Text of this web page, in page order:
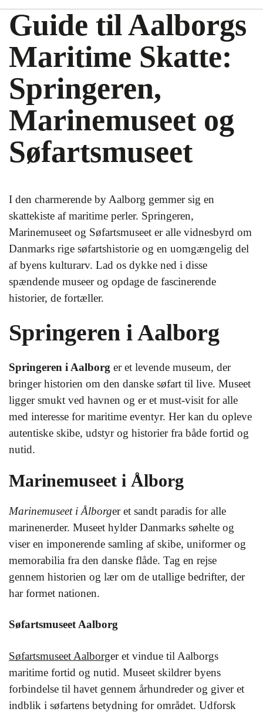
Guide til Aalborgs
Maritime Skatte:
Springeren,
Marinemuseet og
Søfartsmuseet
I den charmerende by Aalborg gemmer sig en
skattekiste af maritime perler. Springeren,
Marinemuseet og Søfartsmuseet er alle vidnesbyrd om
Danmarks rige søfartshistorie og en uomgængelig del
af byens kulturarv. Lad os dykke ned i disse
spændende museer og opdage de fascinerende
historier, de fortæller.
Springeren i Aalborg
Springeren i Aalborg er et levende museum, der
bringer historien om den danske søfart til live. Museet
ligger smukt ved havnen og er et must-visit for alle
med interesse for maritime eventyr. Her kan du opleve
autentiske skibe, udstyr og historier fra både fortid og
nutid.
Marinemuseet i Ålborg
Marinemuseet i Ålborger et sandt paradis for alle
marinenerder. Museet hylder Danmarks søhelte og
viser en imponerende samling af skibe, uniformer og
memorabilia fra den danske flåde. Tag en rejse
gennem historien og lær om de utallige bedrifter, der
har formet nationen.
Søfartsmuseet Aalborg
Søfartsmuseet Aalborger et vindue til Aalborgs
maritime fortid og nutid. Museet skildrer byens
forbindelse til havet gennem århundreder og giver et
indblik i søfartens betydning for området. Udforsk